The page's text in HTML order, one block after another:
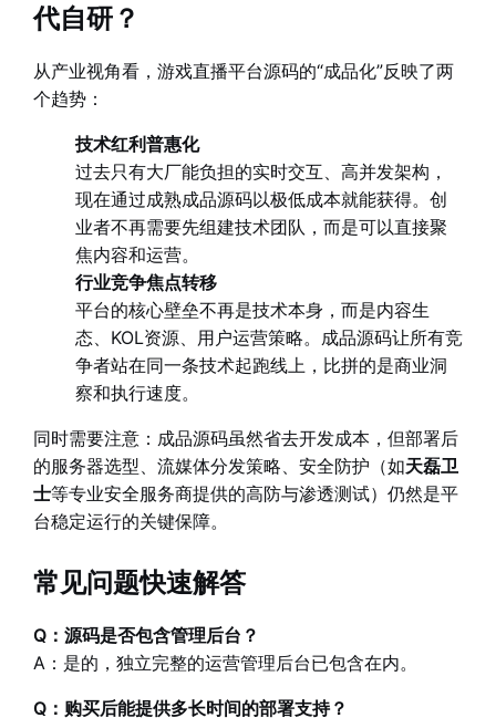
代自研？
从产业视角看，游戏直播平台源码的“成品化”反映了两
个趋势：
技术红利普惠化
过去只有大厂能负担的实时交互、高并发架构，
现在通过成熟成品源码以极低成本就能获得。创
业者不再需要先组建技术团队，而是可以直接聚
焦内容和运营。
行业竞争焦点转移
平台的核心壁垒不再是技术本身，而是内容生
态、KOL资源、用户运营策略。成品源码让所有竞
争者站在同一条技术起跑线上，比拼的是商业洞
察和执行速度。
同时需要注意：成品源码虽然省去开发成本，但部署后
的服务器选型、流媒体分发策略、安全防护（如天磊卫
士等专业安全服务商提供的高防与渗透测试）仍然是平
台稳定运行的关键保障。
常见问题快速解答
Q：源码是否包含管理后台？
A：是的，独立完整的运营管理后台已包含在内。
Q：购买后能提供多长时间的部署支持？